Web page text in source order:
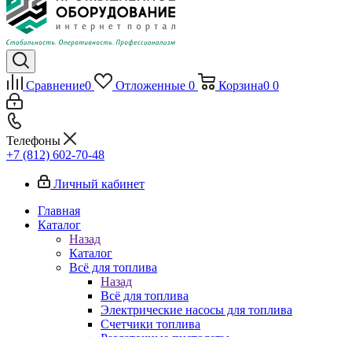
Сравнение0 Отложенные 0 Корзина0 0
Телефоны
+7 (812) 602-70-48
Личный кабинет
Главная
Каталог
Назад
Каталог
Всё для топлива
Назад
Всё для топлива
Электрические насосы для топлива
Счетчики топлива